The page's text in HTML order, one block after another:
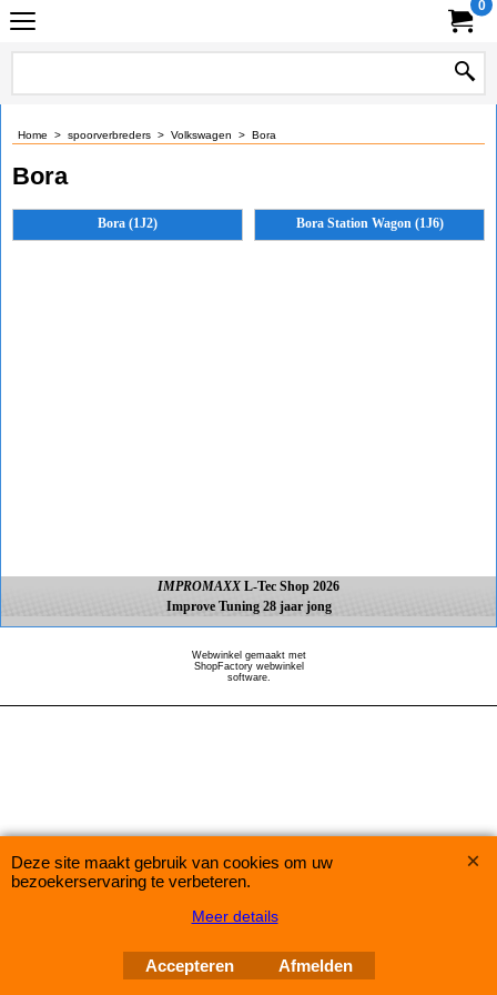
0
Home > spoorverbreders > Volkswagen > Bora
Bora
Bora (1J2) Bora Station Wagon (1J6)
IMPROMAXX L-Tec Shop 2026
Improve Tuning 28 jaar jong
Webwinkel gemaakt met
ShopFactory webwinkel
software.
Deze site maakt gebruik van cookies om uw
bezoekerservaring te verbeteren.
Meer details
Accepteren Afmelden